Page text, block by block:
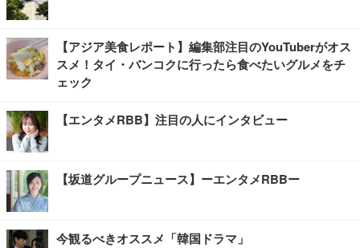
【アジア美食レポート】編集部注目のYouTuberがオス
スメ！タイ・バンコクに行ったら食べたいグルメをチ
ェック
【エンタメRBB】注目の人にインタビュー
【坂道グループニュース】ーエンタメRBBー
今観るべきオススメ「韓国ドラマ」